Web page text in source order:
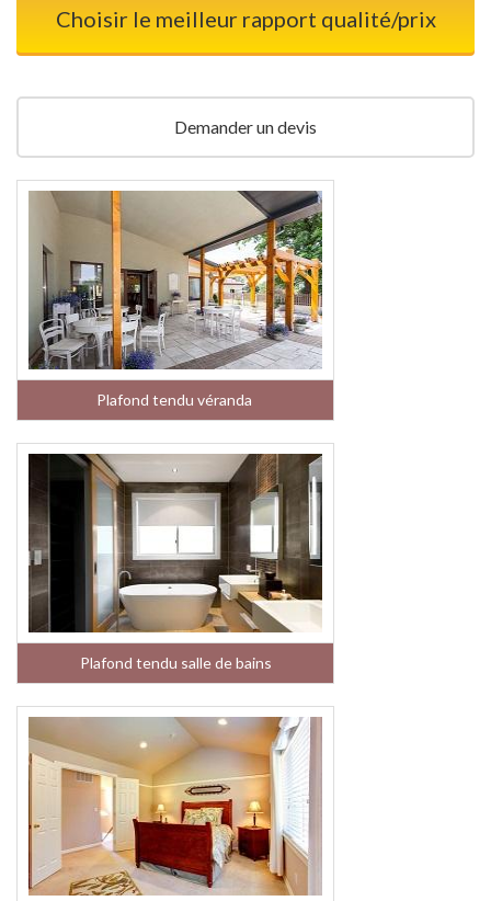
Choisir le meilleur rapport qualité/prix
Demander un devis
Plafond tendu véranda
Plafond tendu salle de bains